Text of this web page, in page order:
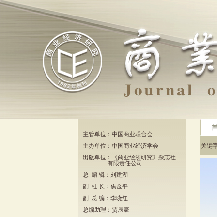
主管单位：中国商业联合会
主办单位：中国商业经济学会
出版单位：《商业经济研究》杂志社
有限责任公司
总 编 辑：刘建湖
副 社 长：焦金平
副 总 编：李晓红
总编助理：贾辰豪
关键